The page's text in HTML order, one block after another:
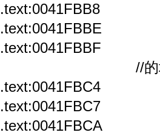
.text:0041FBB8 lea
.text:0041FBBE
.text:0041FBBF
//的地址放在
.text:0041FBC4
.text:0041FBC7
.text:0041FBCA